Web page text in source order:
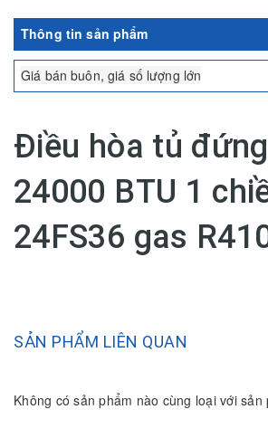
Thông tin sản phẩm
Giá bán buôn, giá số lượng lớn
Điều hòa tủ
24000 BTU 1
24FS36 gas
SẢN PHẨM LIÊN QUAN
Không có sản phẩm nào cùng loại với sản